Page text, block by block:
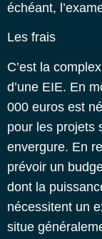
échéant,
Les frais
C’est la
d’une EIE. En
000 euros est
pour les projets
envergure. En
prévoir un
dont la
nécessitent un
situe